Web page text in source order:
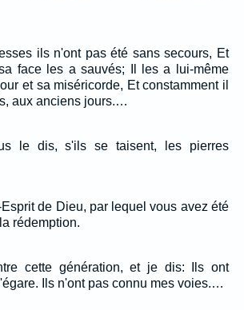
ils n'ont pas été sans secours, Et
face les a sauvés; Il les a lui-même
et sa miséricorde, Et constamment il
aux anciens jours.…
le dis, s'ils se taisent, les pierres
de Dieu, par lequel vous avez été
rédemption.
cette génération, et je dis: Ils ont
Ils n'ont pas connu mes voies.…